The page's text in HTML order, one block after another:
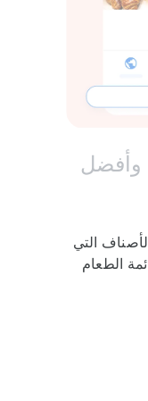
وأفضل
التي
الطعام